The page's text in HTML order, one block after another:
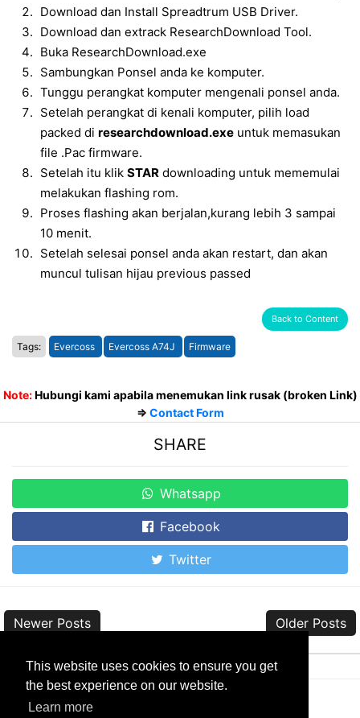
This website uses cookies to ensure you get
the best experience on our website.
Learn more
Download dan Install Spreadtrum USB Driver.
Download dan extrack ResearchDownload Tool.
Buka ResearchDownload.exe
Sambungkan Ponsel anda ke komputer.
Tunggu perangkat komputer mengenali ponsel anda.
Setelah perangkat di kenali komputer, pilih load
packed di researchdownload.exe untuk memasukan
file .Pac firmware.
Setelah itu klik STAR downloading untuk mememulai
melakukan flashing rom.
Proses flashing akan berjalan,kurang lebih 3 sampai
10 menit.
Setelah selesai ponsel anda akan restart, dan akan
muncul tulisan hijau previous passed
Back to Content
Tags: Evercoss Evercoss A74J Firmware
Note:Hubungi kami apabila menemukan link rusak (broken Link)
=> Contact Form
SHARE
Whatsapp
Facebook
Twitter
Newer Posts Older Posts